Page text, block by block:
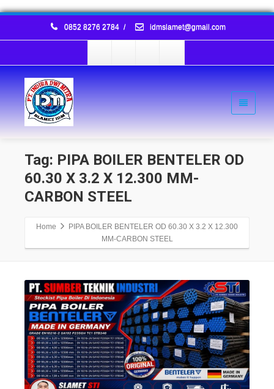
0852 8276 2784 / idmslamet@gmail.com
Tag: PIPA BOILER BENTELER OD
60.30 X 3.2 X 12.300 MM-
CARBON STEEL
Home
PIPA BOILER BENTELER OD 60.30 X 3.2 X 12.300
MM-CARBON STEEL